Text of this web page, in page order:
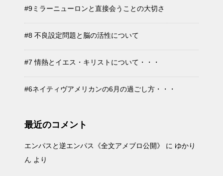
#9ミラーニューロンと直接会うことの大切さ
#8 不良設定問題と脳の活性について
#7 情熱とイエス・キリストについて・・・
#6ネイティヴアメリカンの6月の過ごし方・・・
最近のコメント
エンパスと逆エンパス《全文アメブロ公開》 に ゆかり
ん より